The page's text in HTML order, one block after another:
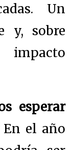
Un
y, sobre
impacto
esperar
el año